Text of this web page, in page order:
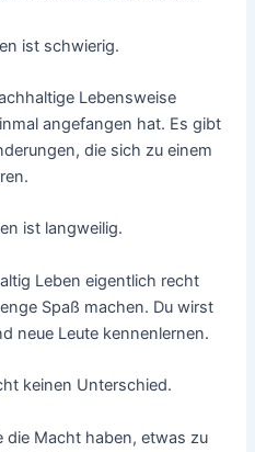
ist schwierig.
Lebensweise
angefangen hat. Es gibt
die sich zu einem
ist langweilig.
Leben eigentlich recht
Spaß machen. Du wirst
neue Leute kennenlernen.
keinen Unterschied.
die Macht haben, etwas zu